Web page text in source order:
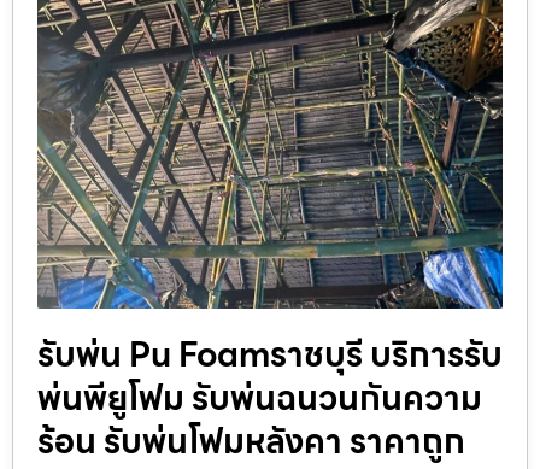
รับพ่น Pu Foamราชบุรี บริการรับ
พ่นพียูโฟม รับพ่นฉนวนกันความ
ร้อน รับพ่นโฟมหลังคา ราคาถูก